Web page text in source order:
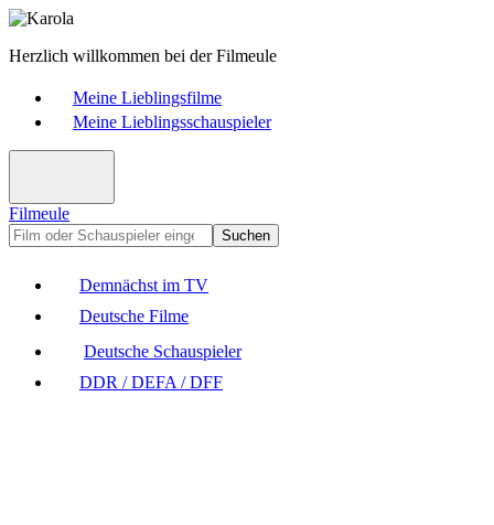
Herzlich willkommen bei der Filmeule
Meine Lieblingsfilme
Meine Lieblingsschauspieler
Filmeule
Suchen
Demnächst im TV
Deutsche Filme
Deutsche Schauspieler
DDR / DEFA / DFF